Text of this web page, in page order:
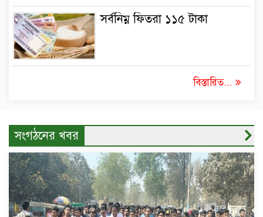
সর্বনিম্ন ফিতরা ১১৫ টাকা
বিস্তারিত...
সংগঠনের খবর